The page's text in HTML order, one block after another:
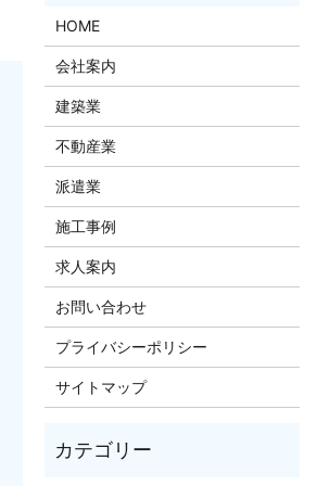
HOME
会社案内
建築業
不動産業
派遣業
施工事例
求人案内
お問い合わせ
プライバシーポリシー
サイトマップ